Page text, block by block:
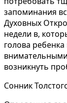
запоминания
Духовных
недели в,
голова
возникнуть
Сонник